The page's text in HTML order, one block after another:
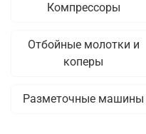
Компрессоры
Отбойные молотки и
коперы
Разметочные машины